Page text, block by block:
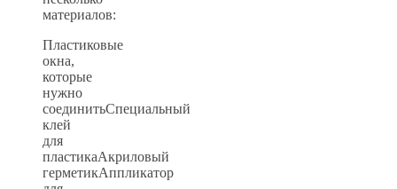
материалов:
Пластиковые
окна,
которые
нужно
соединитьСпециальный
клей
для
пластикаАкриловый
герметикАппликатор